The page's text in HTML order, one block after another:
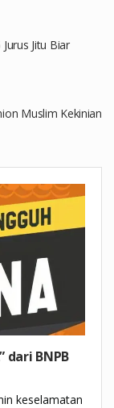
Jitu Biar
Muslim Kekinian
dari BNPB
keselamatan